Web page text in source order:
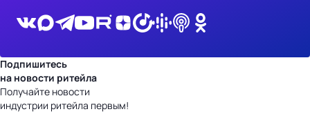
Подпишитесь
на новости ритейла
Получайте новости
индустрии ритейла первым!